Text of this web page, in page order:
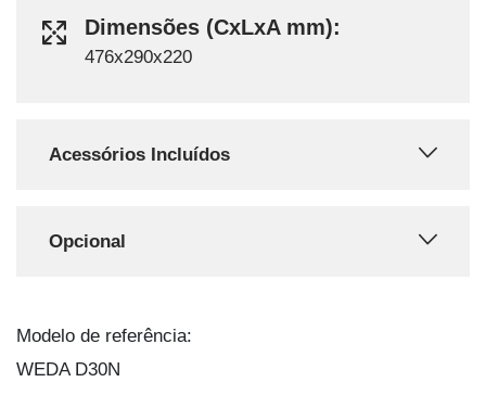
Dimensões (CxLxA mm):
476x290x220
Acessórios Incluídos
Opcional
Modelo de referência:
WEDA D30N